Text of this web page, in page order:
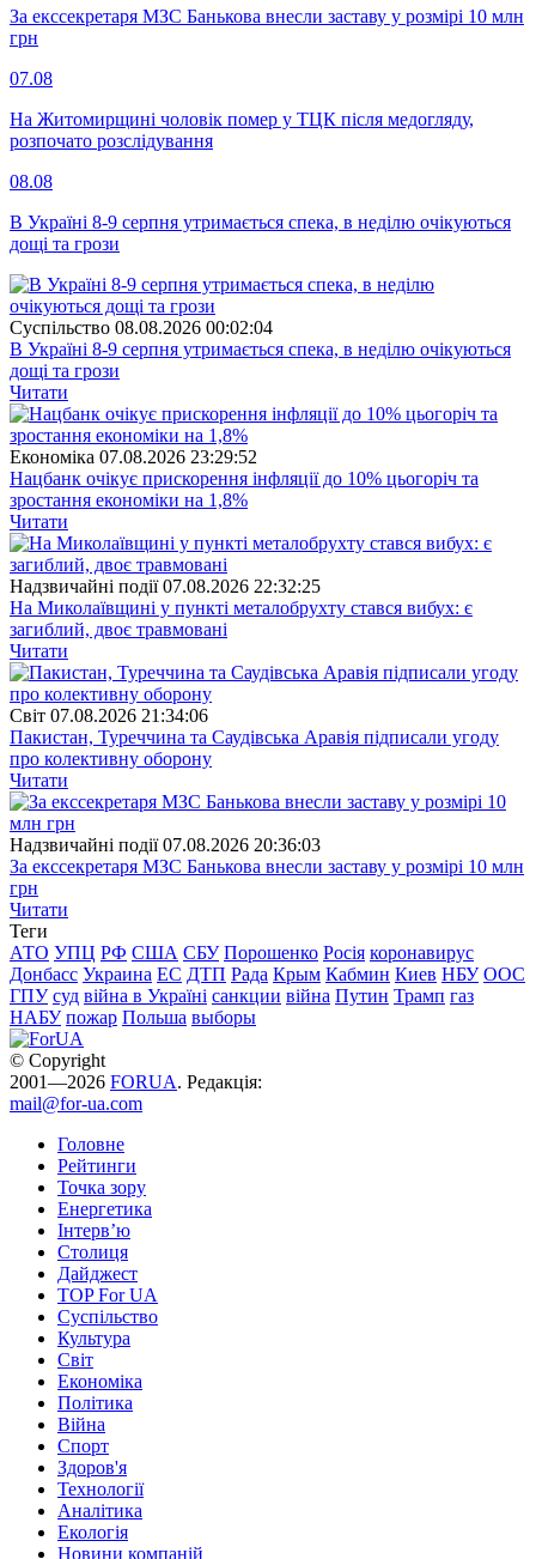
За екссекретаря МЗС Банькова внесли заставу у розмірі 10 млн
грн
07.08
На Житомирщині чоловік помер у ТЦК після медогляду,
розпочато розслідування
08.08
В Україні 8-9 серпня утримається спека, в неділю очікуються
дощі та грози
Суспiльство 08.08.2026 00:02:04
В Україні 8-9 серпня утримається спека, в неділю очікуються
дощі та грози
Читати
Економіка 07.08.2026 23:29:52
Нацбанк очікує прискорення інфляції до 10% цьогоріч та
зростання економіки на 1,8%
Читати
Надзвичайні події 07.08.2026 22:32:25
На Миколаївщині у пункті металобрухту стався вибух: є
загиблий, двоє травмовані
Читати
Свiт 07.08.2026 21:34:06
Пакистан, Туреччина та Саудівська Аравія підписали угоду
про колективну оборону
Читати
Надзвичайні події 07.08.2026 20:36:03
За екссекретаря МЗС Банькова внесли заставу у розмірі 10 млн
грн
Читати
Теги
АТО УПЦ РФ США СБУ Порошенко Росія коронавирус
Донбасс Украина ЕС ДТП Рада Крым Кабмин Киев НБУ ООС
ГПУ суд війна в Україні санкции війна Путин Трамп газ
НАБУ пожар Польша выборы
© Copyright
2001—2026 FORUA. Редакція:
mail@for-ua.com
Головне
Рейтинги
Точка зору
Енергетика
Інтерв’ю
Столиця
Дайджест
TOP For UA
Суспiльство
Культура
Світ
Економіка
Політика
Війна
Спорт
Здоров'я
Технології
Аналітика
Екологія
Новини компаній